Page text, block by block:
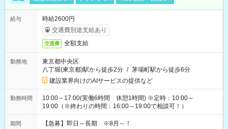
給与
時給2600円
交通費別途支給あり
交通費 全額支給
勤務地
東京都中央区
八丁堀(東京都)駅から徒歩2分 / 茅場町駅から徒歩6分
建設業界向けのAIサービスの提供など
勤務時間
10:00～17:00(実働6時間 休憩1時間) ※定時：10:00～
19:00（※終わりの時間：16:00～19:00で相談可！）
期間 【急募】即日～長期 ※8月～！